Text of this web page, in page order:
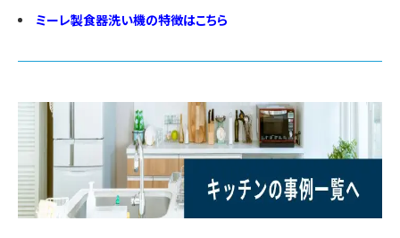
ミーレ製食器洗い機の特徴はこちら